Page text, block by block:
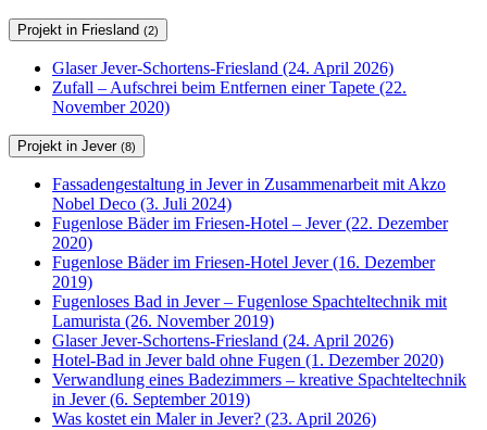
Projekt in Friesland (2)
Glaser Jever-Schortens-Friesland (24. April 2026)
Zufall – Aufschrei beim Entfernen einer Tapete (22.
November 2020)
Projekt in Jever (8)
Fassadengestaltung in Jever in Zusammenarbeit mit Akzo
Nobel Deco (3. Juli 2024)
Fugenlose Bäder im Friesen-Hotel – Jever (22. Dezember
2020)
Fugenlose Bäder im Friesen-Hotel Jever (16. Dezember
2019)
Fugenloses Bad in Jever – Fugenlose Spachteltechnik mit
Lamurista (26. November 2019)
Glaser Jever-Schortens-Friesland (24. April 2026)
Hotel-Bad in Jever bald ohne Fugen (1. Dezember 2020)
Verwandlung eines Badezimmers – kreative Spachteltechnik
in Jever (6. September 2019)
Was kostet ein Maler in Jever? (23. April 2026)